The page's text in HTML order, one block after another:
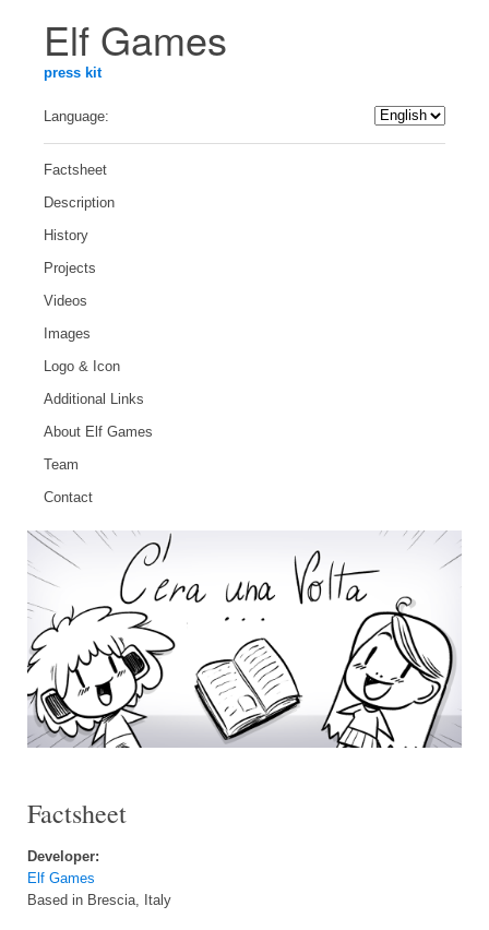
Elf Games
press kit
Language:
Factsheet
Description
History
Projects
Videos
Images
Logo & Icon
Additional Links
About Elf Games
Team
Contact
Factsheet
Developer:
Elf Games
Based in Brescia, Italy